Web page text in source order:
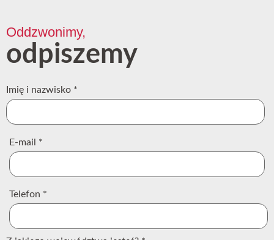
Oddzwonimy,
odpiszemy
Imię i nazwisko *
E-mail *
Telefon *